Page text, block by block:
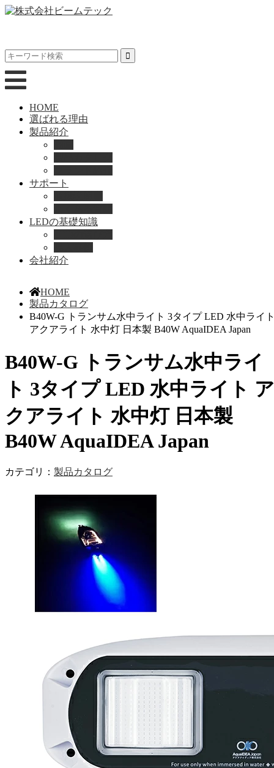
HOME
選ばれる理由
製品紹介
サポート
LEDの基礎知識
会社紹介
HOME
製品カタログ
B40W-G トランサム水中ライト 3タイプ LED 水中ライ
アクアライト 水中灯 日本製 B40W AquaIDEA Japan
B40W-G トランサム水中ライ
ト 3タイプ LED 水中ライト ア
クアライト 水中灯 日本製
B40W AquaIDEA Japan
カテゴリ： 製品カタログ